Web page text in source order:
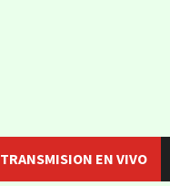
TRANSMISION EN VIVO